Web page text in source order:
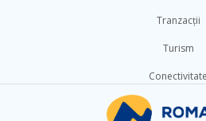
Tranzacții
Turism
Conectivitate